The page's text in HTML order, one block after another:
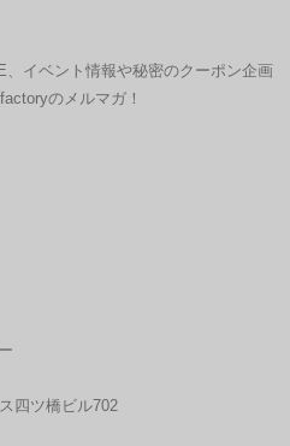
イベント情報や秘密のクーポン企画
のメルマガ！
四ツ橋ビル702